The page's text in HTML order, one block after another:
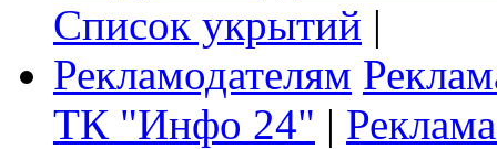
Список укрытий |
Рекламодателям
ТК "Инфо 24" |